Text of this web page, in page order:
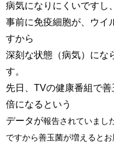
病気になりにくいですし
事前に免疫細胞が、ウイ
すから
深刻な状態（病気）にな
す。
先日、TVの健康番組で
倍になるという
データが報告されていまし
ですから善玉菌が増えると